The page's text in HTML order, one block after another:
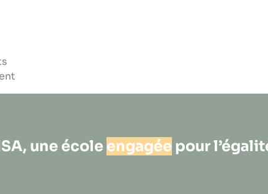
une école engagée pour